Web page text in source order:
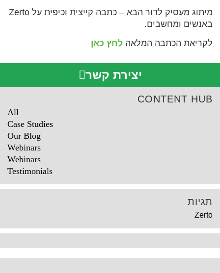
מיתוג מעסיק לדור הבא – כתבה קייצית וכיפית על Zerto
באנשים ומחשבים.
לקריאת הכתבה המלאה לחץ כאן
יצירת קשר
CONTENT HUB
All
Case Studies
Our Blog
Webinars
Webinars
Testimonials
תגיות
Zerto